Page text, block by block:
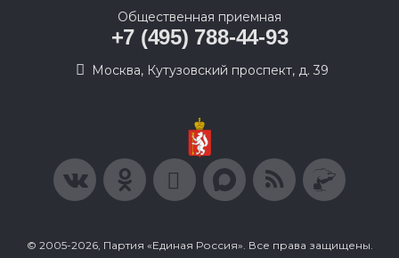
Общественная приемная
+7 (495) 788-44-93
Москва, Кутузовский проспект, д. 39
© 2005-2026, Партия «Единая Россия». Все права защищены.